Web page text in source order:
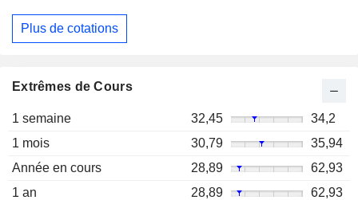
Plus de cotations
Extrêmes de Cours
1 semaine 32,45
34,2
1 mois
30,79
35,94
Année en cours
28,89
62,93
1 an
28,89
62,93